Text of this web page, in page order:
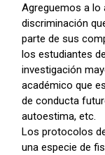
Agreguemos a lo
discriminación
parte de sus
los estudiantes
investigación
académico que
de conducta
autoestima, etc.
Los protocolos
una especie de